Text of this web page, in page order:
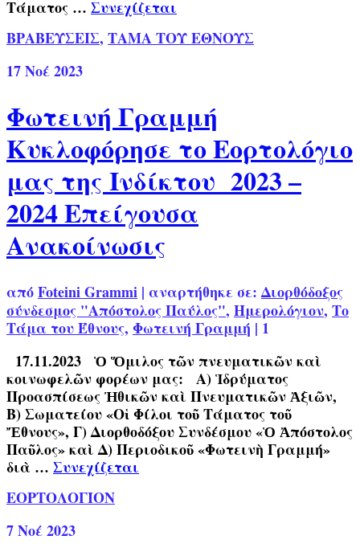
Τάματος … Συνεχίζεται
ΒΡΑΒΕΥΣΕΙΣ, ΤΑΜΑ ΤΟΥ ΕΘΝΟΥΣ
17Νοέ 2023
Φωτεινή Γραμμή
Κυκλοφόρησε το Εορτολόγιο
μας της Ινδίκτου 2023 –
2024 Επείγουσα
Ανακοίνωσις
απόFoteini Grammi | αναρτήθηκε σε:Διορθόδοξος
σύνδεσμος "Απόστολος Παύλος", Ημερολόγιον, Το
Τάμα του Έθνους, Φωτεινή Γραμμή | 1
17.11.2023 Ὁ Ὅμιλος τῶν πνευματικῶν καὶ
κοινωφελῶν φορέων μας: Α) Ἱδρύματος
Προασπίσεως Ἠθικῶν καὶ Πνευματικῶν Ἀξιῶν,
Β) Σωματείου «Oἱ Φίλοι τοῦ Τάματος τοῦ
Ἔθνους», Γ) Διορθοδόξου Συνδέσμου «Ὁ Ἀπόστολος
Παῦλος» καὶ Δ) Περιοδικοῦ «Φωτεινὴ Γραμμή»
διὰ … Συνεχίζεται
ΕΟΡΤΟΛΟΓΙΟΝ
7Νοέ 2023